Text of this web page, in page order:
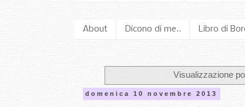
About Dicono di me.. Libro di
Visualizzazione
domenica 10 novembre 2013